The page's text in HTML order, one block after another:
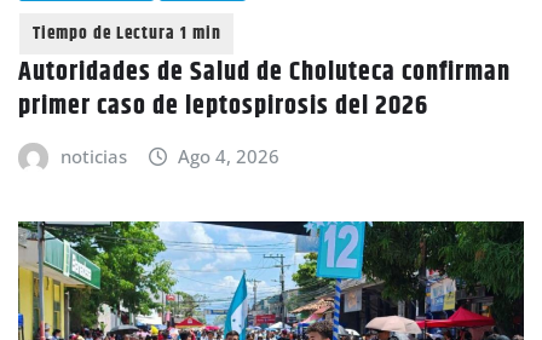
Autoridades de Salud de Choluteca confirman
primer caso de leptospirosis del 2026
noticias Ago 4, 2026